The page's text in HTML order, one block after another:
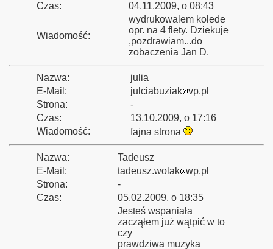
Czas:
04.11.2009, o 08:43
Wiadomość:
wydrukowalem kolede
opr. na 4 flety. Dziekuje
,pozdrawiam...do
zobaczenia Jan D.
Nazwa:
julia
E-Mail:
julciabuziak vp.pl
Strona:
-
Czas:
13.10.2009, o 17:16
Wiadomość:
fajna strona
Nazwa:
Tadeusz
E-Mail:
tadeusz.wolak wp.pl
Strona:
-
Czas:
05.02.2009, o 18:35
Jesteś wspaniała
zacząłem już wątpić w to
czy
prawdziwa muzyka